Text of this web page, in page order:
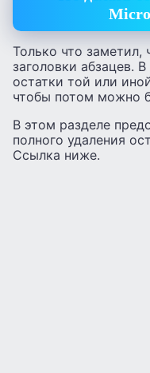
Только что заметил,
заголовки абзацев.
остатки той или
чтобы потом можно
В этом разделе
полного удаления
Ссылка ниже.